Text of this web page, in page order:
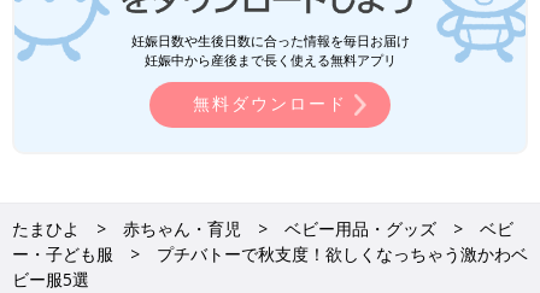
妊娠日数や生後日数に合った情報を毎日お届け
妊娠中から産後まで長く使える無料アプリ
無料ダウンロード
たまひよ 赤ちゃん・育児 ベビー用品・グッズ
ベビ
ー・子ども服
プチバトーで秋支度！欲しくなっちゃう激かわベ
ビー服5選